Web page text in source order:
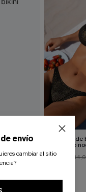
negro Conjunto
para baño
27,00 €
envío
cambiar al sitio